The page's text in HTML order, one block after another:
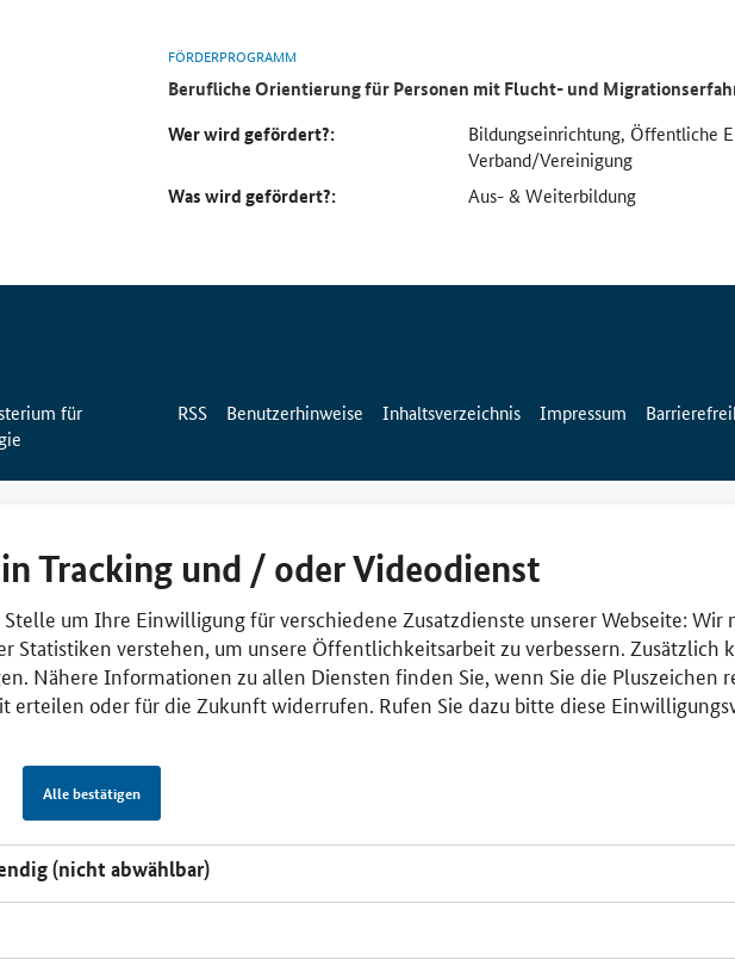
FÖRDERPROGRAMM
Berufliche Orientierung für Personen mit Flucht- und
Wer wird gefördert?:
Bildungseinrichtung, Öffentliche
Verband/Vereinigung
Was wird gefördert?: Aus- & Weiterbildung
für
RSS Benutzerhinweise Inhaltsverzeichnis Impressum
Tracking und / oder Videodienst
um Ihre Einwilligung für verschiedene Zusatzdienste unserer Webseite:
Statistiken verstehen, um unsere Öffentlichkeitsarbeit zu verbessern. Zusätzlich
Nähere Informationen zu allen Diensten finden Sie, wenn Sie die Pluszeichen
erteilen oder für die Zukunft widerrufen. Rufen Sie dazu bitte diese
Alle bestätigen
(nicht abwählbar)